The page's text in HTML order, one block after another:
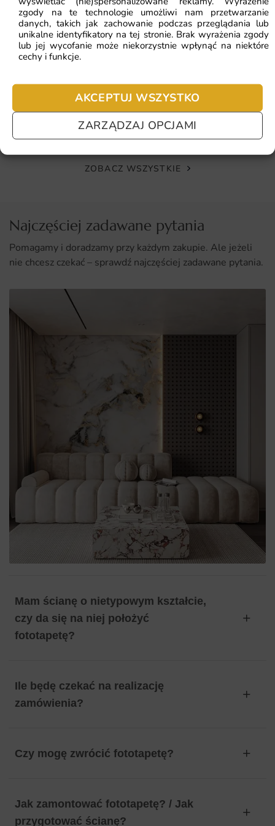
zgody na te technologie umożliwi nam przetwarzanie
danych, takich jak zachowanie podczas przeglądania lub
unikalne identyfikatory na tej stronie. Brak wyrażenia zgody
lub jej wycofanie może niekorzystnie wpłynąć na niektóre
cechy i funkcje.
AKCEPTUJ WSZYSTKO
ZARZĄDZAJ OPCJAMI
Stylowy i elegancki design, który ożywi każde wnętrze.
Wysoka jakość materiałów i druku, zapewniająca
długotrwały efekt.
Wszechstronność zastosowania w różnych
pomieszczeniach, od biura po sypialnię.
Fototapeta Tunel i Kule 3D
41.93
zł
Najniższa cena z 30 dni:41.93zł
Najniższa cena
ZOBACZ WSZYSTKIE
Najczęściej zadawane pytania
Pomagamy i doradzamy przy każdym zakupie. Ale jeżeli
nie chcesz czekać – sprawdź najczęściej zadawane pytania.
Mam ścianę o nietypowym kształcie,
czy da się na niej położyć
fototapetę?
Ile będę czekać na realizację
zamówienia?
Czy mogę zwrócić fototapetę?
Jak zamontować fototapetę? / Jak
przygotować ścianę?